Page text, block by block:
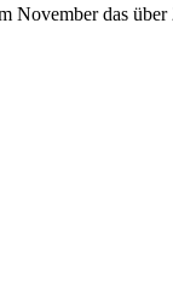
das über